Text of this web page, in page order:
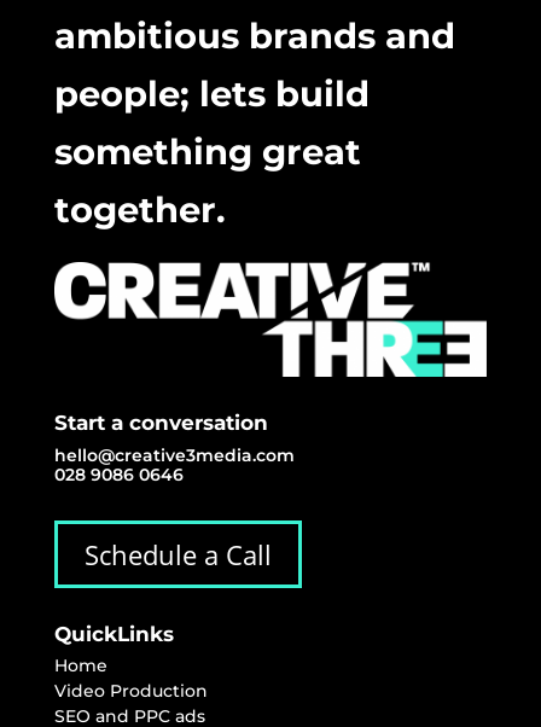
ambitious brands and
people; lets build
something great
together.
Start a conversation
hello@creative3media.com
028 9086 0646
Schedule a Call
QuickLinks
Home
Video Production
SEO and PPC ads